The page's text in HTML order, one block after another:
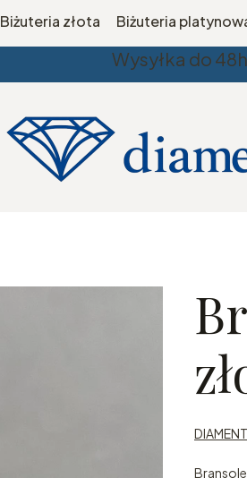
Wysyłka do 48h
Biżuteria złota Biżuteria
DIAMENT